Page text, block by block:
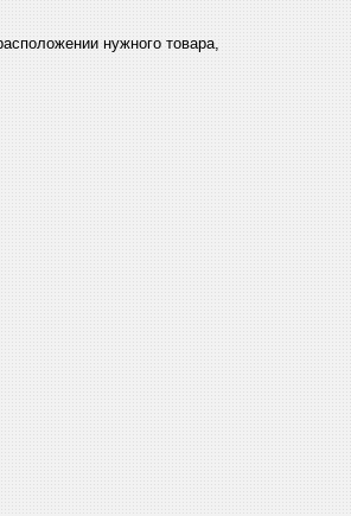
нужного товара,